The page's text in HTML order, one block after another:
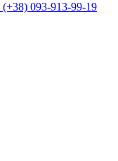
(+38) 093-913-99-19